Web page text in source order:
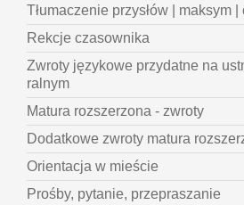
Tłumaczenie przysłów | maksym |
Rekcje czasownika
Zwroty językowe przydatne na
ralnym
Matura rozszerzona - zwroty
Dodatkowe zwroty matura
Orientacja w mieście
Prośby, pytanie, przepraszanie